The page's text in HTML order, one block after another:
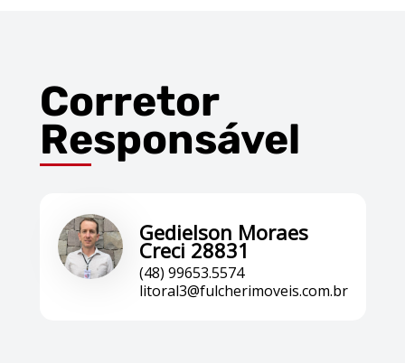
Corretor
Responsável
Gedielson Moraes
Creci 28831
(48) 99653.5574
litoral3@fulcherimoveis.com.br